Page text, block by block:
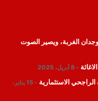
الغربة، ويصير الصوت
8 أبريل، 2025
الاستثمارية
15 يناير،